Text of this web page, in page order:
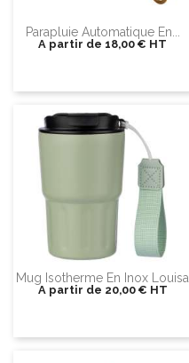
Parapluie Automatique En...
A partir de 18,00 € HT
Mug Isotherme En Inox Louisa
A partir de 20,00 € HT